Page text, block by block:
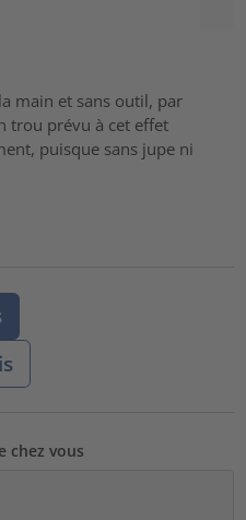
main et sans outil, par
trou prévu à cet effet
puisque sans jupe ni
chez vous